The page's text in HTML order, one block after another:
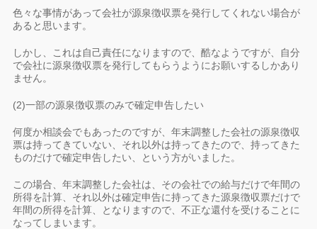
色々な事情があって会社が源泉徴収票を発行してくれない場合が
あると思います。
しかし、これは自己責任になりますので、酷なようですが、自分
で会社に源泉徴収票を発行してもらうようにお願いするしかあり
ません。
(2)一部の源泉徴収票のみで確定申告したい
何度か相談会でもあったのですが、年末調整した会社の源泉徴収
票は持ってきていない、それ以外は持ってきたので、持ってきた
ものだけで確定申告したい、という方がいました。
この場合、年末調整した会社は、その会社での給与だけで年間の
所得を計算、それ以外は確定申告に持ってきた源泉徴収票だけで
年間の所得を計算、となりますので、不正な還付を受けることに
なってしまいます。